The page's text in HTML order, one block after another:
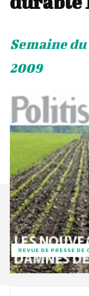
Semaine du
2009
REVUE DE PRESSE DE